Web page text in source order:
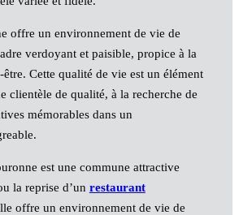
offre un environnement de vie de
verdoyant et paisible, propice à la
être. Cette qualité de vie est un élément
clientèle de qualité, à la recherche de
mémorables dans un
est une commune attractive
la reprise d’un restaurant
offre un environnement de vie de